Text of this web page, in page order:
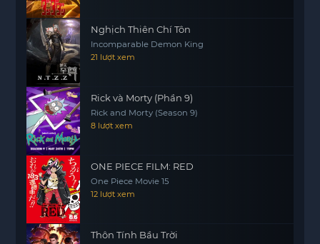
Nghịch Thiên Chí Tôn
Incomparable Demon King
21 lượt xem
Rick và Morty (Phần 9)
Rick and Morty (Season 9)
8 lượt xem
ONE PIECE FILM: RED
One Piece Movie 15
12 lượt xem
Thôn Tính Bầu Trời